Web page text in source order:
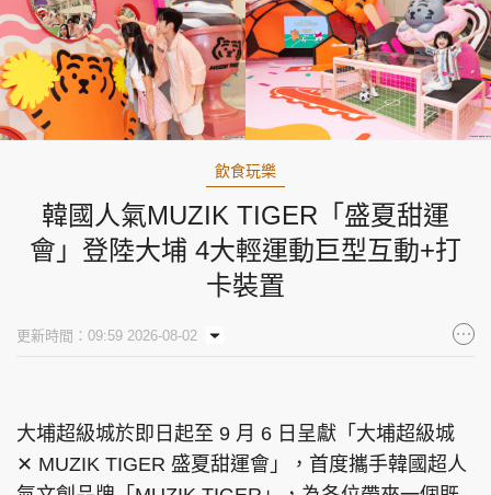
飲食玩樂
韓國人氣MUZIK TIGER「盛夏甜運
會」登陸大埔 4大輕運動巨型互動+打
卡裝置
更新時間：09:59 2026-08-02
大埔超級城於即日起至 9 月 6 日呈獻「大埔超級城
✕ MUZIK TIGER 盛夏甜運會」，首度攜手韓國超人